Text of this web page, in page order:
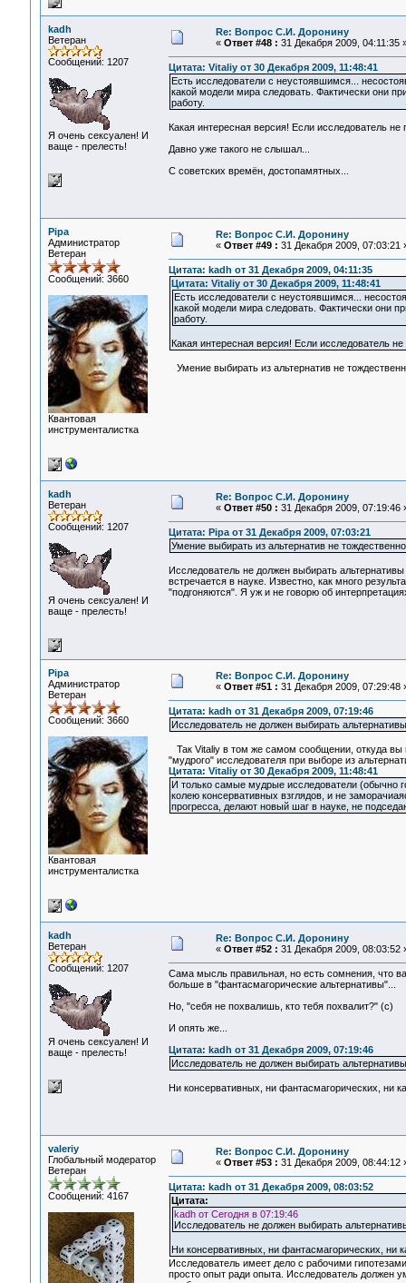
kadh
Ветеран
Сообщений: 1207
Я очень сексуален! И
ваще - прелесть!
Re: Вопрос С.И. Доронину
« Ответ #48 : 31 Декабря 2009, 04:11:35
Цитата: Vitaliy от 30 Декабря 2009, 11:48:41
Есть исследователи с неустоявшимся...
какой модели мира следовать. Фактически они
работу.
Какая интересная версия! Если исследователь не
Давно уже такого не слышал...
С советских времён, достопамятных...
Pipa
Администратор
Ветеран
Сообщений: 3660
Квантовая
инструменталистка
Re: Вопрос С.И. Доронину
« Ответ #49 : 31 Декабря 2009, 07:03:21
Цитата: kadh от 31 Декабря 2009, 04:11:35
Цитата: Vitaliy от 30 Декабря 2009, 11:48:41
Есть исследователи с неустоявшимся...
какой модели мира следовать. Фактически они
работу.
Какая интересная версия! Если исследователь не
Умение выбирать из альтернатив не
kadh
Ветеран
Сообщений: 1207
Я очень сексуален! И
ваще - прелесть!
Re: Вопрос С.И. Доронину
« Ответ #50 : 31 Декабря 2009, 07:19:46
Цитата: Pipa от 31 Декабря 2009, 07:03:21
Умение выбирать из альтернатив не
Исследователь не должен выбирать
встречается в науке. Известно, как много
"подгоняются". Я уж и не говорю об
Pipa
Администратор
Ветеран
Сообщений: 3660
Квантовая
инструменталистка
Re: Вопрос С.И. Доронину
« Ответ #51 : 31 Декабря 2009, 07:29:48
Цитата: kadh от 31 Декабря 2009, 07:19:46
Исследователь не должен выбирать
Так Vitaliy в том же самом сообщении, откуда вы
"мудрого" исследователя при выборе из
Цитата: Vitaliy от 30 Декабря 2009, 11:48:41
И только самые мудрые исследователи (обычно
колею консервативных взглядов, и не
прогресса, делают новый шаг в науке, не
kadh
Ветеран
Сообщений: 1207
Я очень сексуален! И
ваще - прелесть!
Re: Вопрос С.И. Доронину
« Ответ #52 : 31 Декабря 2009, 08:03:52
Сама мысль правильная, но есть сомнения, что
больше в "фантасмагорические альтернативы"...
Но, "себя не похвалишь, кто тебя похвалит?" (с)
И опять же...
Цитата: kadh от 31 Декабря 2009, 07:19:46
Исследователь не должен выбирать
Ни консервативных, ни фантасмагорических, ни
valeriy
Глобальный модератор
Ветеран
Сообщений: 4167
Re: Вопрос С.И. Доронину
« Ответ #53 : 31 Декабря 2009, 08:44:12
Цитата: kadh от 31 Декабря 2009, 08:03:52
Цитата:
kadh от Сегодня в 07:19:46
Исследователь не должен выбирать
Ни консервативных, ни фантасмагорических, ни
Исследователь имеет дело с рабочими
просто опыт ради опыта. Исследователь должен